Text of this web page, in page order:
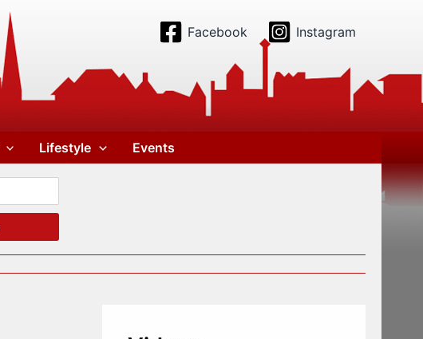
Facebook Instagram
Lifestyle Events